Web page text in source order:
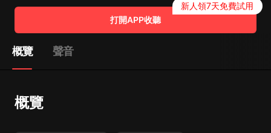
打開APP收聽
新人領7天免費試用
概覽 聲音
概覽